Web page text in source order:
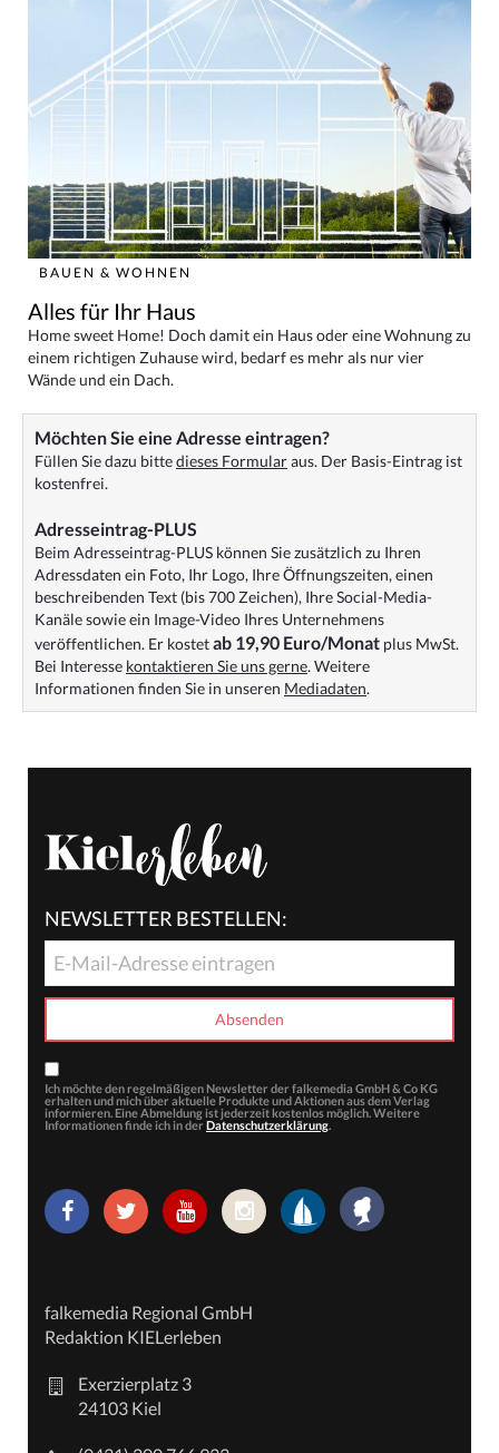
BAUEN & WOHNEN
Alles für Ihr Haus
Home sweet Home! Doch damit ein Haus oder eine Wohnung zu
einem richtigen Zuhause wird, bedarf es mehr als nur vier
Wände und ein Dach.
Möchten Sie eine Adresse eintragen?
Füllen Sie dazu bittedieses Formularaus. Der Basis-Eintrag ist
kostenfrei.
Adresseintrag-PLUS
Beim Adresseintrag-PLUS können Sie zusätzlich zu Ihren
Adressdaten ein Foto, Ihr Logo, Ihre Öffnungszeiten, einen
beschreibenden Text (bis 700 Zeichen), Ihre Social-Media-
Kanäle sowie ein Image-Video Ihres Unternehmens
veröffentlichen. Er kostetab 19,90 Euro/Monat plus MwSt.
Bei Interesse kontaktieren Sie uns gerne. Weitere
Informationen finden Sie in unseren Mediadaten.
NEWSLETTER BESTELLEN:
Ich möchte den regelmäßigen Newsletter der falkemedia GmbH & Co KG
erhalten und mich über aktuelle Produkte und Aktionen aus dem Verlag
informieren. Eine Abmeldung ist jederzeit kostenlos möglich. Weitere
Informationen finde ich in der Datenschutzerklärung.
falkemedia Regional GmbH
Redaktion KIELerleben
Exerzierplatz 3
24103 Kiel